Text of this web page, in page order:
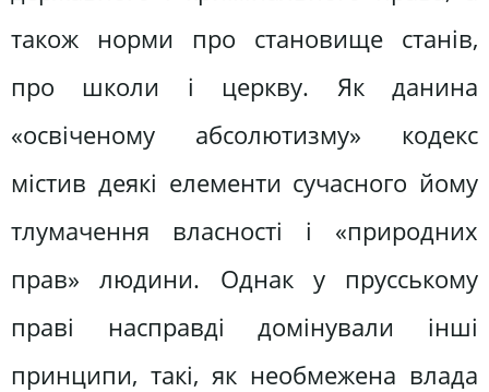
також норми про становище станів,
про школи і церкву. Як данина
«освіченому абсолютизму» кодекс
містив деякі елементи сучасного йому
тлумачення власності і «природних
прав» людини. Однак у прусському
праві насправді домінували інші
принципи, такі, як необмежена влада